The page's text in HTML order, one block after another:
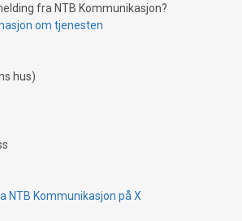
fra NTB Kommunikasjon?
om tjenesten
hus)
NTB Kommunikasjon på X